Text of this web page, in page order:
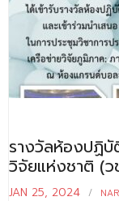
รางวัลห้องปฏิบั
วิจัยแห่งชาติ (ว
JAN 25, 2024